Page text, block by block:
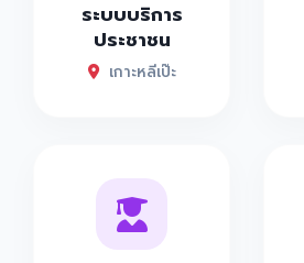
ระบบบริการ
ประชาชน
เกาะหลีเป๊ะ